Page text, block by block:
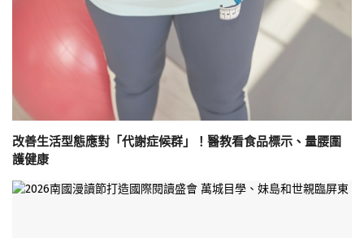
改善生活型態應對「代謝症候群」！醫教看食品標示、量腰圍
護健康